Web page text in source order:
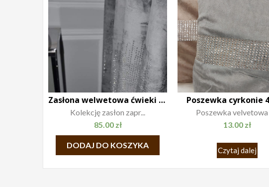
Zasłona welwetowa ćwieki 140×250 stalowa
Kolekcję zasłon zapr...
85.00 zł
DODAJ DO KOSZYKA
Poszewka cyrkonie
Poszewka velvetowa
13.00 zł
Czytaj dalej